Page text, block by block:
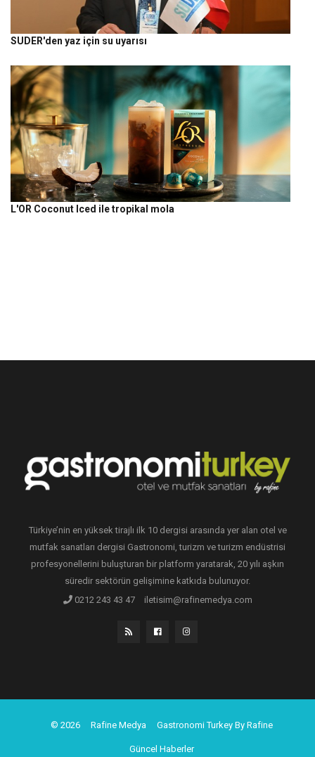
SUDER'den yaz için su uyarısı
L'OR Coconut Iced ile tropikal mola
Türkiye’nin en yüksek tirajlı ilk 10 dergisi arasında yer alan otel ve
mutfak sanatları dergisi Gastronomi, turizm ve turizm endüstrisi
profesyonellerini buluşturan bir platform yaratarak, 20 yılı aşkın
süredir sektörün gelişimine katkıda bulunuyor.
0212 243 43 47
iletisim@rafinemedya.com
© 2026 Rafine Medya Gastronomi Turkey By Rafine
Güncel Haberler